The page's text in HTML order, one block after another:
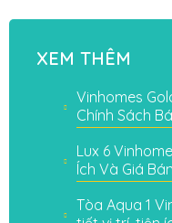
XEM THÊM
Vinhomes
Chính Sách
Lux 6
Ích Và Giá
Tòa Aqua 1